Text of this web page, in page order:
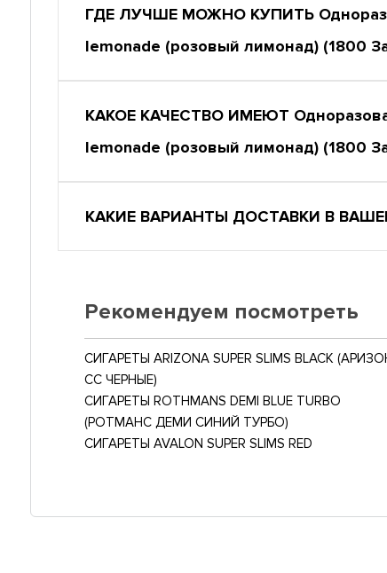
ГДЕ ЛУЧШЕ МОЖНО КУПИТЬ
lemonade (розовый лимонад) (1800
КАКОЕ КАЧЕСТВО ИМЕЮТ
lemonade (розовый лимонад) (1800
КАКИЕ ВАРИАНТЫ ДОСТАВКИ В
Рекомендуем посмотреть
СИГАРЕТЫ ARIZONA SUPER SLIMS BLACK
СС ЧЕРНЫЕ)
СИГАРЕТЫ ROTHMANS DEMI BLUE TURBO
(РОТМАНС ДЕМИ СИНИЙ ТУРБО)
СИГАРЕТЫ AVALON SUPER SLIMS RED